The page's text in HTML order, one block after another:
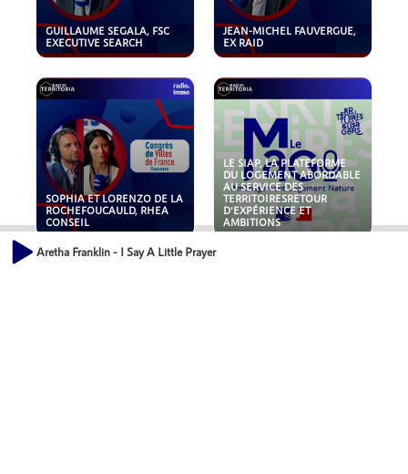
GUILLAUME SEGALA, FSC
EXECUTIVE SEARCH
JEAN-MICHEL FAUVERGUE,
EX RAID
SOPHIA ET LORENZO DE LA
ROCHEFOUCAULD, RHEA
CONSEIL
LE SIAP, LA PLATEFORME
DU LOGEMENT ABORDABLE
AU SERVICE DES
TERRITOIRESRETOUR
D'EXPÉRIENCE ET
AMBITIONS
Aretha Franklin - I Say A Little Prayer